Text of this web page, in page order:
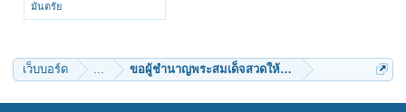
มันตรัย
เว็บบอร์ด ... ขอผู้ชำนาญพระสมเด็จสวดให้ทีว่าเป็นไงจะเสร็จมั้ย